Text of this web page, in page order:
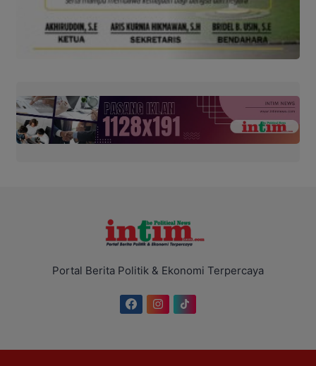
Portal Berita Politik & Ekonomi Terpercaya